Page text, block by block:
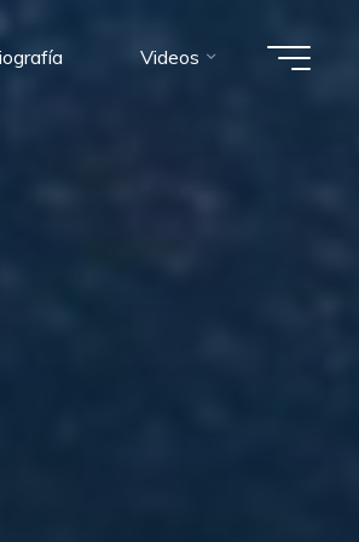
Videos